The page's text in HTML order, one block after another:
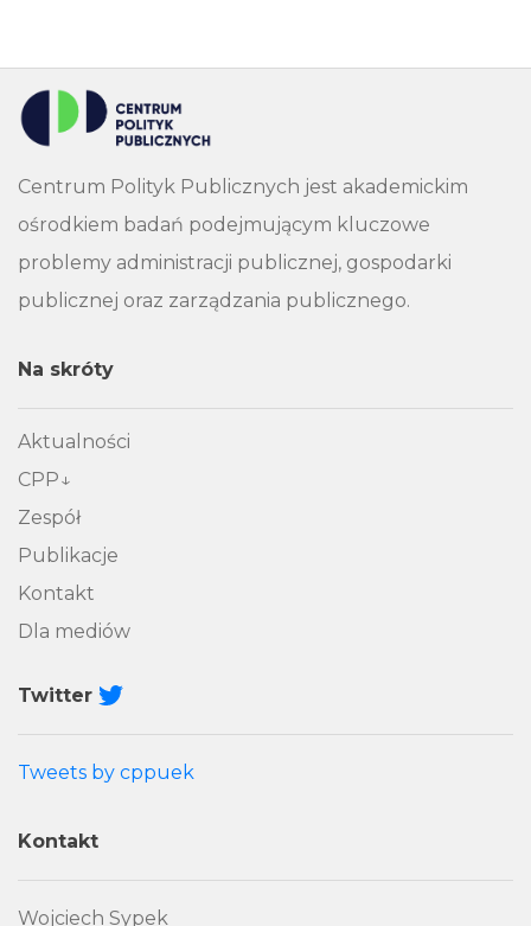
Centrum Polityk Publicznych jest akademickim
ośrodkiem badań podejmującym kluczowe
problemy administracji publicznej, gospodarki
publicznej oraz zarządzania publicznego.
Na skróty
Aktualności
CPP
Zespół
Publikacje
Kontakt
Dla mediów
Twitter
Tweets by cppuek
Kontakt
Wojciech Sypek